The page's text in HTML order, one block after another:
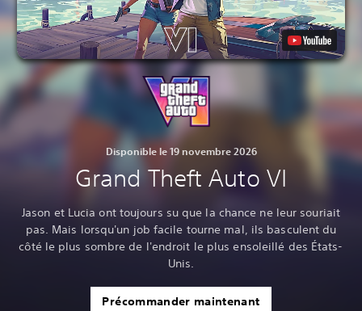
Disponible le 19 novembre 2026
Grand Theft Auto VI
Jason et Lucia ont toujours su que la chance ne leur souriait
pas. Mais lorsqu'un job facile tourne mal, ils basculent du
côté le plus sombre de l'endroit le plus ensoleillé des États-
Unis.
Précommander maintenant